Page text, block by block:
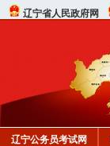
辽宁省人民政府网
辽宁公务员考试网